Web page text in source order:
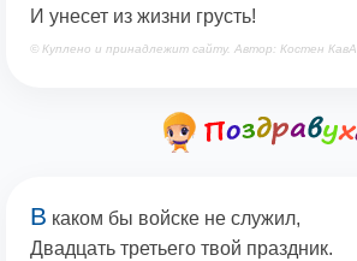
И унесет из жизни грусть!
© Куплено и принадлежит сайту. Автор: Костен КавА
В каком бы войске не служил,
Двадцать третьего твой праздник.